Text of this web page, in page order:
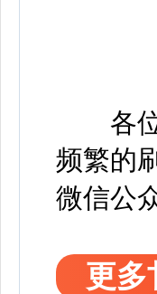
各
频繁的
微信公
更多